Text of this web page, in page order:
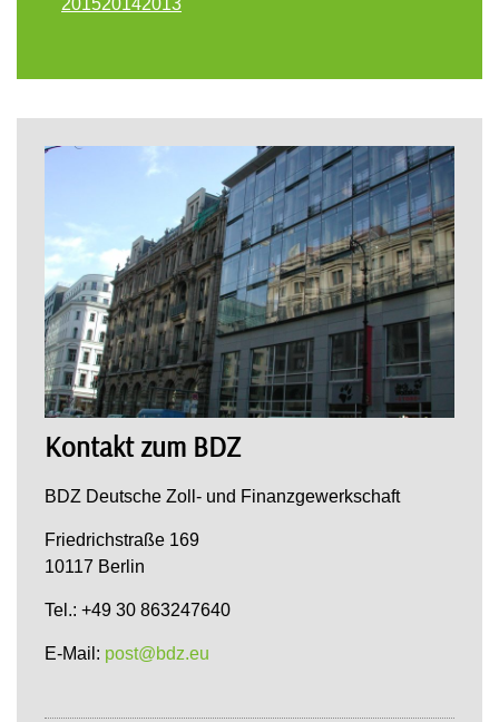
Kontakt zum BDZ
BDZ Deutsche Zoll- und Finanzgewerkschaft
Friedrichstraße 169
10117 Berlin
Tel.: +49 30 863247640
E-Mail: post@bdz.eu